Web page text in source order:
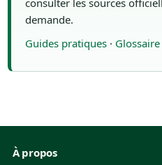
consulter les sources
demande.
Guides pratiques· Glossaire
À propos